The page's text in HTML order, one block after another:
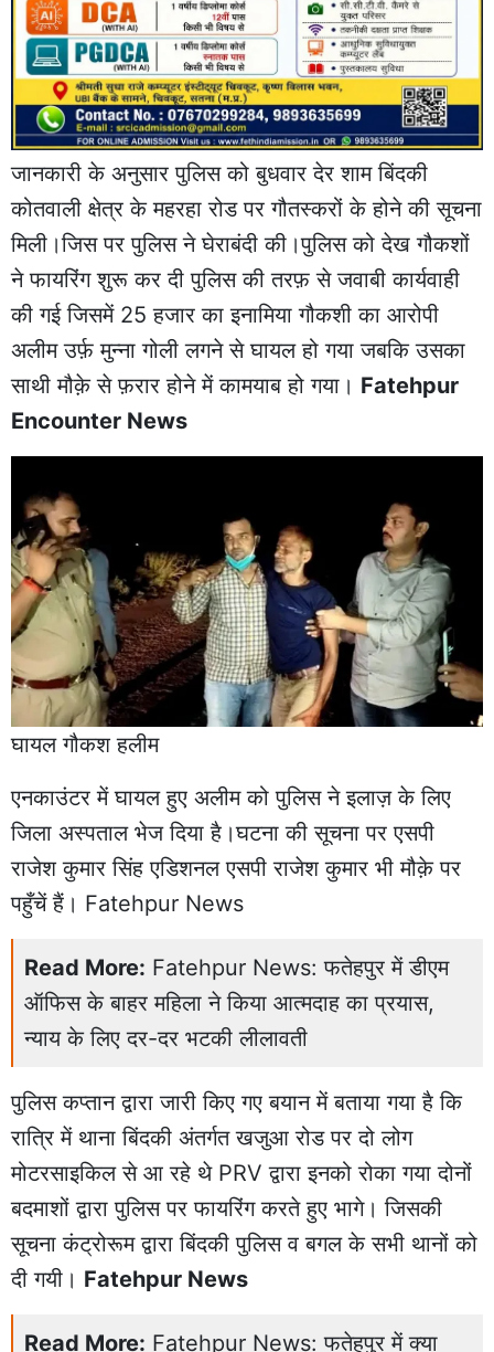
जानकारी के अनुसार पुलिस को बुधवार देर शाम बिंदकी
कोतवाली क्षेत्र के महरहा रोड पर गौतस्करों के होने की सूचना
मिली।जिस पर पुलिस ने घेराबंदी की।पुलिस को देख गौकशों
ने फायरिंग शुरू कर दी पुलिस की तरफ़ से जवाबी कार्यवाही
की गई जिसमें 25 हजार का इनामिया गौकशी का आरोपी
अलीम उर्फ़ मुन्ना गोली लगने से घायल हो गया जबकि उसका
साथी मौक़े से फ़रार होने में कामयाब हो गया। Fatehpur
Encounter News
घायल गौकश हलीम
एनकाउंटर में घायल हुए अलीम को पुलिस ने इलाज़ के लिए
जिला अस्पताल भेज दिया है।घटना की सूचना पर एसपी
राजेश कुमार सिंह एडिशनल एसपी राजेश कुमार भी मौक़े पर
पहुँचें हैं। Fatehpur News
Read More: Fatehpur News: फतेहपुर में डीएम
ऑफिस के बाहर महिला ने किया आत्मदाह का प्रयास,
न्याय के लिए दर-दर भटकी लीलावती
पुलिस कप्तान द्वारा जारी किए गए बयान में बताया गया है कि
रात्रि में थाना बिंदकी अंतर्गत खजुआ रोड पर दो लोग
मोटरसाइकिल से आ रहे थे PRV द्वारा इनको रोका गया दोनों
बदमाशों द्वारा पुलिस पर फायरिंग करते हुए भागे। जिसकी
सूचना कंट्रोरूम द्वारा बिंदकी पुलिस व बगल के सभी थानों को
दी गयी। Fatehpur News
Read More: Fatehpur News: फतेहपुर में क्या